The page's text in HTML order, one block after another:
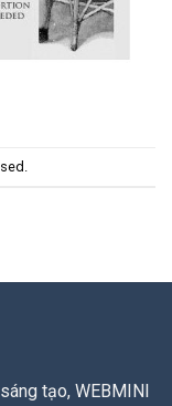
tạo, WEBMINI